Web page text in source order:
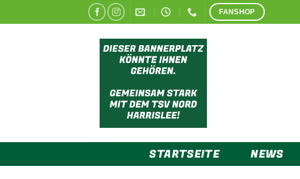
Inhalt
FANSHOP
STARTSEITE NEWS